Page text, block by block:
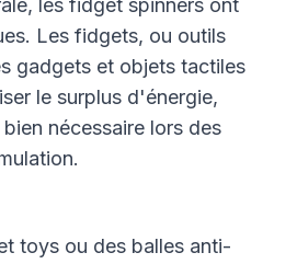
les fidget spinners ont
Les fidgets, ou outils
gadgets et objets tactiles
le surplus d'énergie,
nécessaire lors des
toys ou des balles anti-